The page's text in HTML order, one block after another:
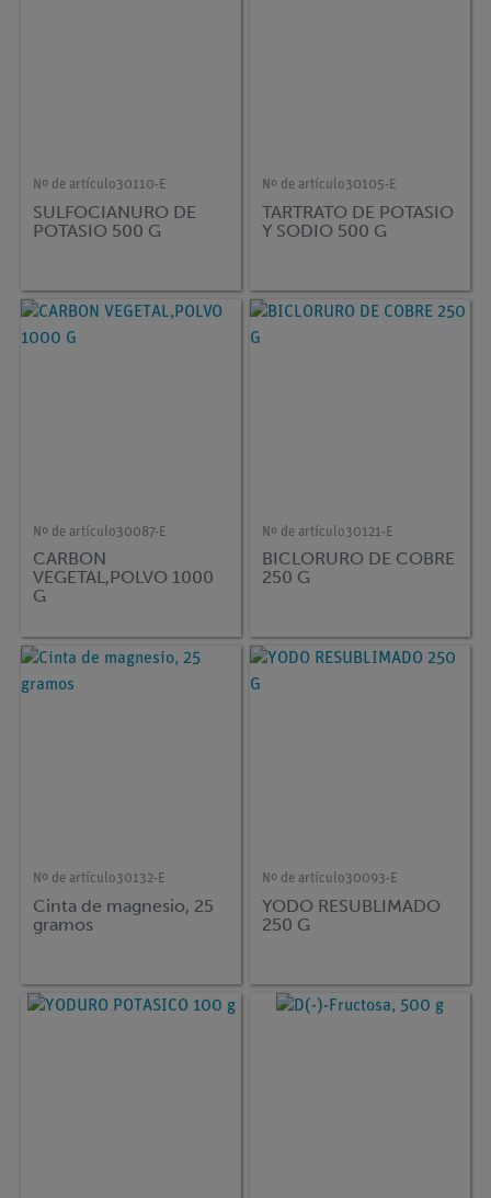
Nº de artículo30110-E
SULFOCIANURO DE
POTASIO 500 G
Nº de artículo30105-E
TARTRATO DE POTASIO
Y SODIO 500 G
Nº de artículo30087-E
CARBON
VEGETAL,POLVO 1000
G
Nº de artículo30121-E
BICLORURO DE COBRE
250 G
Nº de artículo30132-E
Cinta de magnesio, 25
gramos
Nº de artículo30093-E
YODO RESUBLIMADO
250 G